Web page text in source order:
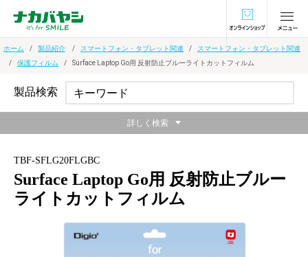
オンラインショ
ホーム 製品紹介 スマートフォン・タブレット関連
スマートフォン・タブレット関連
保護フィルム
Surface Laptop Go用 反射防止ブルーライトカットフィルム
TBF-SFLG20FLGBC
Surface Laptop Go用 反射防止ブルー
ライトカットフィルム
製品検索
詳しく検索